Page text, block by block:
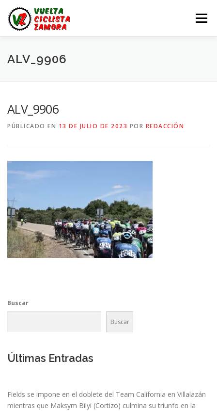
contenido
Menú
LA VUELTA ZAMORA
ALV_9906
ALV_9906
PÚBLICADO EN 13 DE JULIO DE 2023 POR REDACCIÓN
Buscar
Buscar
Últimas Entradas
Fields se impone en el doblete del Team California en Villalazán
mientras que Maksym Bilyi (Cortizo) culmina su triunfo en la